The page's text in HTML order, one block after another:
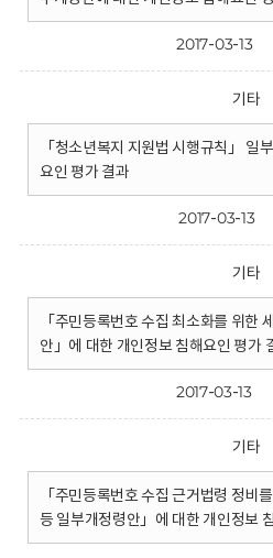
2017-03-13
기타
「청소년복지 지원법 시행규칙」 일
요인 평가 결과
2017-03-13
기타
「주민등록번호 수집 최소화를 위한
안」에 대한 개인정보 침해요인 평가
2017-03-13
기타
「주민등록번호 수집 근거법령 정비
등 일부개정령안」에 대한 개인정보